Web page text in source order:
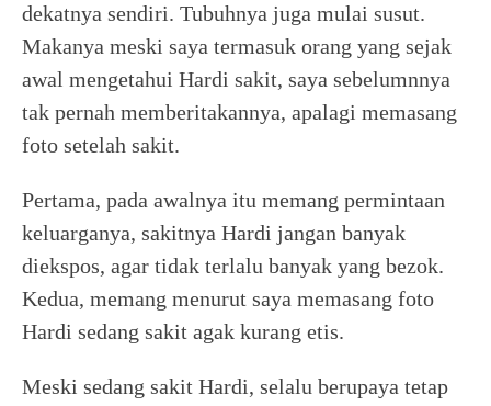
dekatnya sendiri. Tubuhnya juga mulai susut.
Makanya meski saya termasuk orang yang sejak
awal mengetahui Hardi sakit, saya sebelumnnya
tak pernah memberitakannya, apalagi memasang
foto setelah sakit.
Pertama, pada awalnya itu memang permintaan
keluarganya, sakitnya Hardi jangan banyak
diekspos, agar tidak terlalu banyak yang bezok.
Kedua, memang menurut saya memasang foto
Hardi sedang sakit agak kurang etis.
Meski sedang sakit Hardi, selalu berupaya tetap